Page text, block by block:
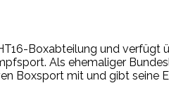
Boxabteilung und verfügt
Als ehemaliger
Boxsport mit und gibt seine